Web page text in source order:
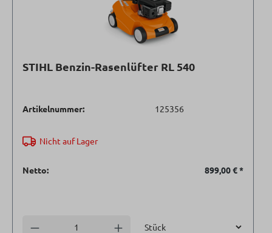
STIHL Benzin-Rasenlüfter RL 540
Artikelnummer: 125356
Nicht auf Lager
Netto: 899,00 €*
Anzahl verringern Anzahl erhöhen